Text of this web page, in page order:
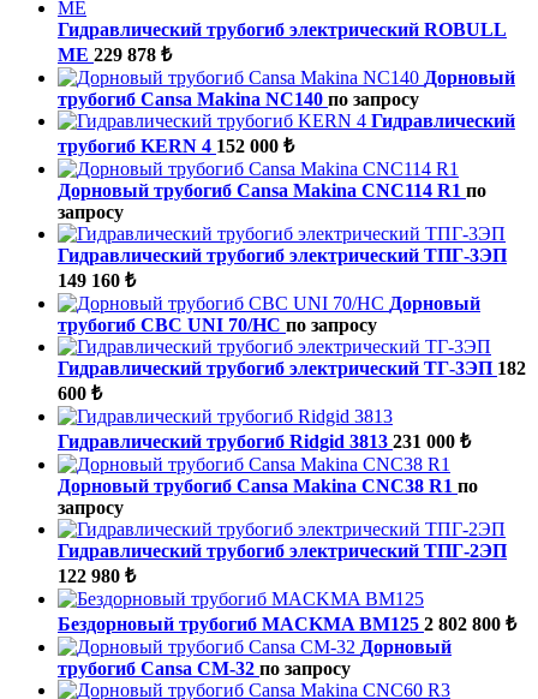
Гидравлический трубогиб электрический ROBULL
ME 229 878 ₺
Дорновый
трубогиб Cansa Makina NC140 по запросу
Гидравлический
трубогиб KERN 4 152 000 ₺
Дорновый трубогиб Cansa Makina CNC114 R1 по
запросу
Гидравлический трубогиб электрический ТПГ-3ЭП
149 160 ₺
Дорновый
трубогиб CBC UNI 70/HС по запросу
Гидравлический трубогиб электрический ТГ-3ЭП 182
600 ₺
Гидравлический трубогиб Ridgid 3813 231 000 ₺
Дорновый трубогиб Cansa Makina CNC38 R1 по
запросу
Гидравлический трубогиб электрический ТПГ-2ЭП
122 980 ₺
Бездорновый трубогиб MACKMA BM125 2 802 800 ₺
Дорновый
трубогиб Cansa CM-32 по запросу